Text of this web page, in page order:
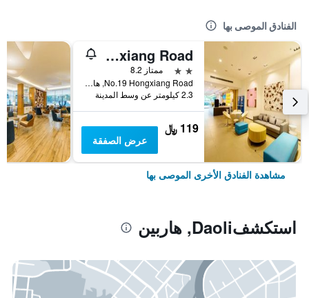
الفنادق الموصى بها
Hanting Hotel Harbin Hongxiang Road
2 نجمتين
ممتاز 8.2
No.19 Hongxiang Road, هاربين, الصين
2.3 كيلومتر عن وسط المدينة
119 ﷼
عرض الصفقة
مشاهدة الفنادق الأخرى الموصى بها
استكشفDaoli, هاربين